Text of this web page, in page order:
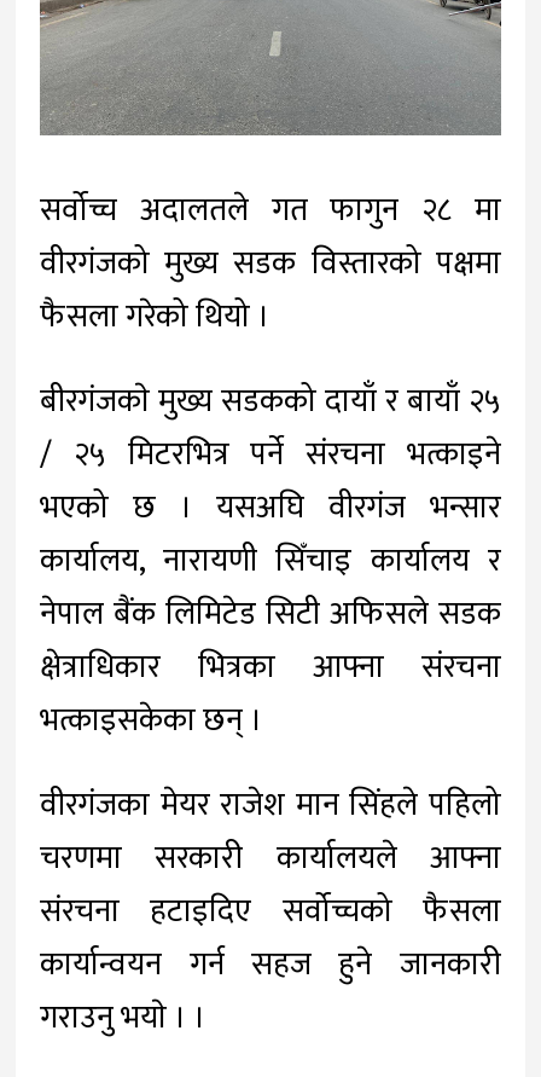
सर्वोच्च अदालतले गत फागुन २८ मा
वीरगंजको मुख्य सडक विस्तारको पक्षमा
फैसला गरेको थियो ।
बीरगंजकाे मुख्य सडकको दायाँ र बायाँ २५
/ २५ मिटरभित्र पर्ने संरचना भत्काइने
भएको छ । यसअघि वीरगंज भन्सार
कार्यालय, नारायणी सिँचाइ कार्यालय र
नेपाल बैंक लिमिटेड सिटी अफिसले सडक
क्षेत्राधिकार भित्रका आफ्ना संरचना
भत्काइसकेका छन् ।
वीरगंजका मेयर राजेश मान सिंहले पहिलो
चरणमा सरकारी कार्यालयले आफ्ना
संरचना हटाइदिए सर्वोच्चको फैसला
कार्यान्वयन गर्न सहज हुने जानकारी
गराउनु भयाे । ।